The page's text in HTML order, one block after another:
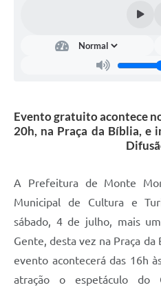
Arquivos para Download
SIC
Evento gratuito acontece
20h, na Praça da Bíblia, e
A Prefeitura de Monte
Municipal de Cultura e
sábado, 4 de julho, mais
Gente, desta vez na Praça
evento acontecerá das 16h
atração o espetáculo do